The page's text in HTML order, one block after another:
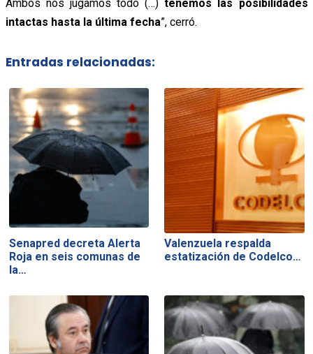
Ambos nos jugamos todo (…)tenemos las posibilidades
intactas hasta la última fecha”, cerró.
Entradas relacionadas:
Senapred decreta Alerta
Roja en seis comunas de
la…
Valenzuela respalda
estatización de Codelco…